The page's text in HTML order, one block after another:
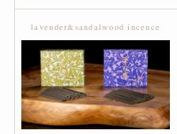
lavender&sandalwood incence